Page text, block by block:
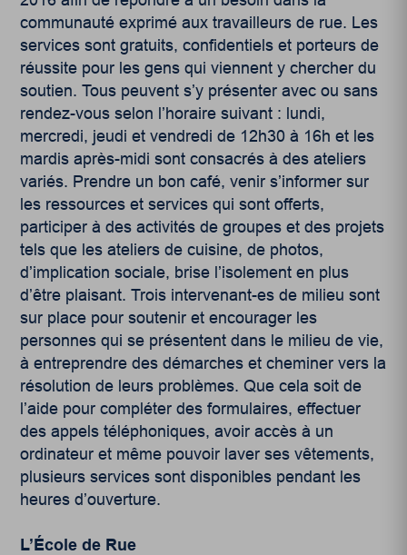
communauté exprimé aux travailleurs de rue. Les
services sont gratuits, confidentiels et porteurs de
réussite pour les gens qui viennent y chercher du
soutien. Tous peuvent s’y présenter avec ou sans
rendez-vous selon l’horaire suivant : lundi,
mercredi, jeudi et vendredi de 12h30 à 16h et les
mardis après-midi sont consacrés à des ateliers
variés. Prendre un bon café, venir s’informer sur
les ressources et services qui sont offerts,
participer à des activités de groupes et des projets
tels que les ateliers de cuisine, de photos,
d’implication sociale, brise l’isolement en plus
d’être plaisant. Trois intervenant-es de milieu sont
sur place pour soutenir et encourager les
personnes qui se présentent dans le milieu de vie,
à entreprendre des démarches et cheminer vers la
résolution de leurs problèmes. Que cela soit de
l’aide pour compléter des formulaires, effectuer
des appels téléphoniques, avoir accès à un
ordinateur et même pouvoir laver ses vêtements,
plusieurs services sont disponibles pendant les
heures d’ouverture.
L’École de Rue